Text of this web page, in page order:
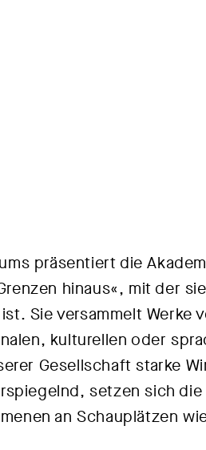
präsentiert die
hinaus«, mit der
Sie versammelt Werke
kulturellen oder
Gesellschaft starke
setzen sich
an Schauplätzen